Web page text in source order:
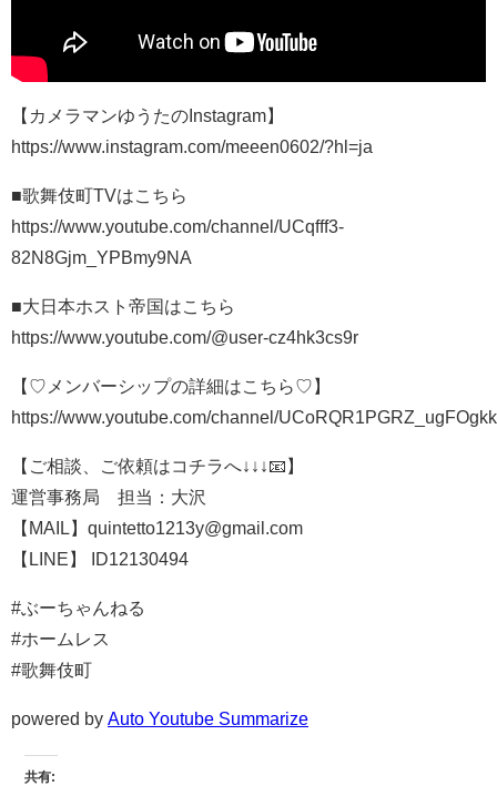
【カメラマンゆうたのInstagram】
https://www.instagram.com/meeen0602/?hl=ja
■歌舞伎町TVはこちら
https://www.youtube.com/channel/UCqfff3-
82N8Gjm_YPBmy9NA
■大日本ホスト帝国はこちら
https://www.youtube.com/@user-cz4hk3cs9r
【♡メンバーシップの詳細はこちら♡】
https://www.youtube.com/channel/
【ご相談、ご依頼はコチラへ↓↓↓📧】
運営事務局 担当：大沢
【MAIL】quintetto1213y@gmail.com
【LINE】 ID12130494
#ぶーちゃんねる
#ホームレス
#歌舞伎町
powered by Auto Youtube Summarize
共有: